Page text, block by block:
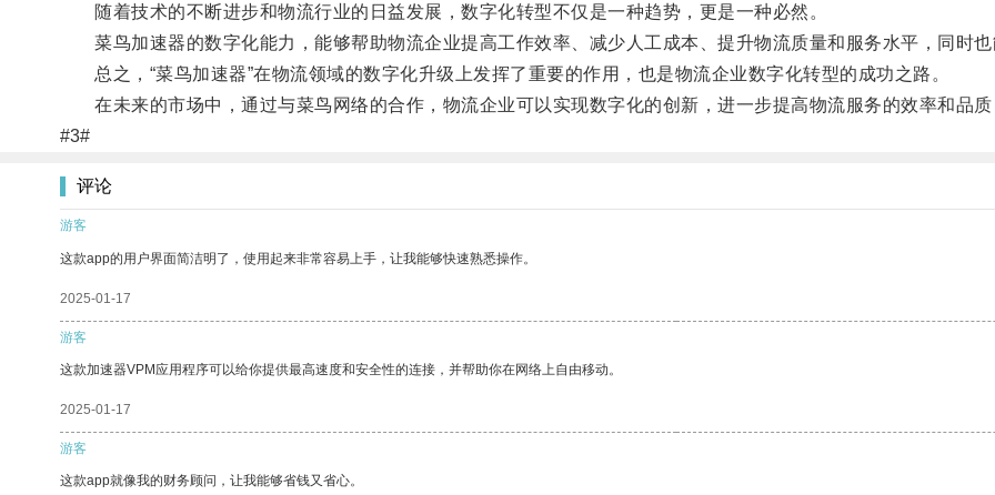
随着技术的不断进步和物流行业的日益发展，数字化转型不仅是一种趋势，更是一种必然。
菜鸟加速器的数字化能力，能够帮助物流企业提高工作效率、减少人工成本、提升物流质量和服务水平，同时也
总之，“菜鸟加速器”在物流领域的数字化升级上发挥了重要的作用，也是物流企业数字化转型的成功之路。
在未来的市场中，通过与菜鸟网络的合作，物流企业可以实现数字化的创新，进一步提高物流服务的效率和品质
#3#
评论
游客
这款app的用户界面简洁明了，使用起来非常容易上手，让我能够快速熟悉操作。
2025-01-17
游客
这款加速器VPM应用程序可以给你提供最高速度和安全性的连接，并帮助你在网络上自由移动。
2025-01-17
游客
这款app就像我的财务顾问，让我能够省钱又省心。